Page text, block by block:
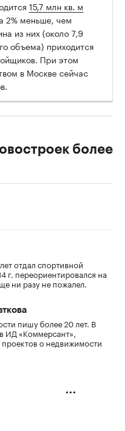
15,7 млн кв. м
2% меньше, чем
из них (около 7,9
объема) приходится
При этом
в Москве сейчас
более
отдал спортивной
г. переориентировался на
ни разу не пожалел.
пишу более 20 лет. В
ИД «Коммерсант»,
проектов о недвижимости